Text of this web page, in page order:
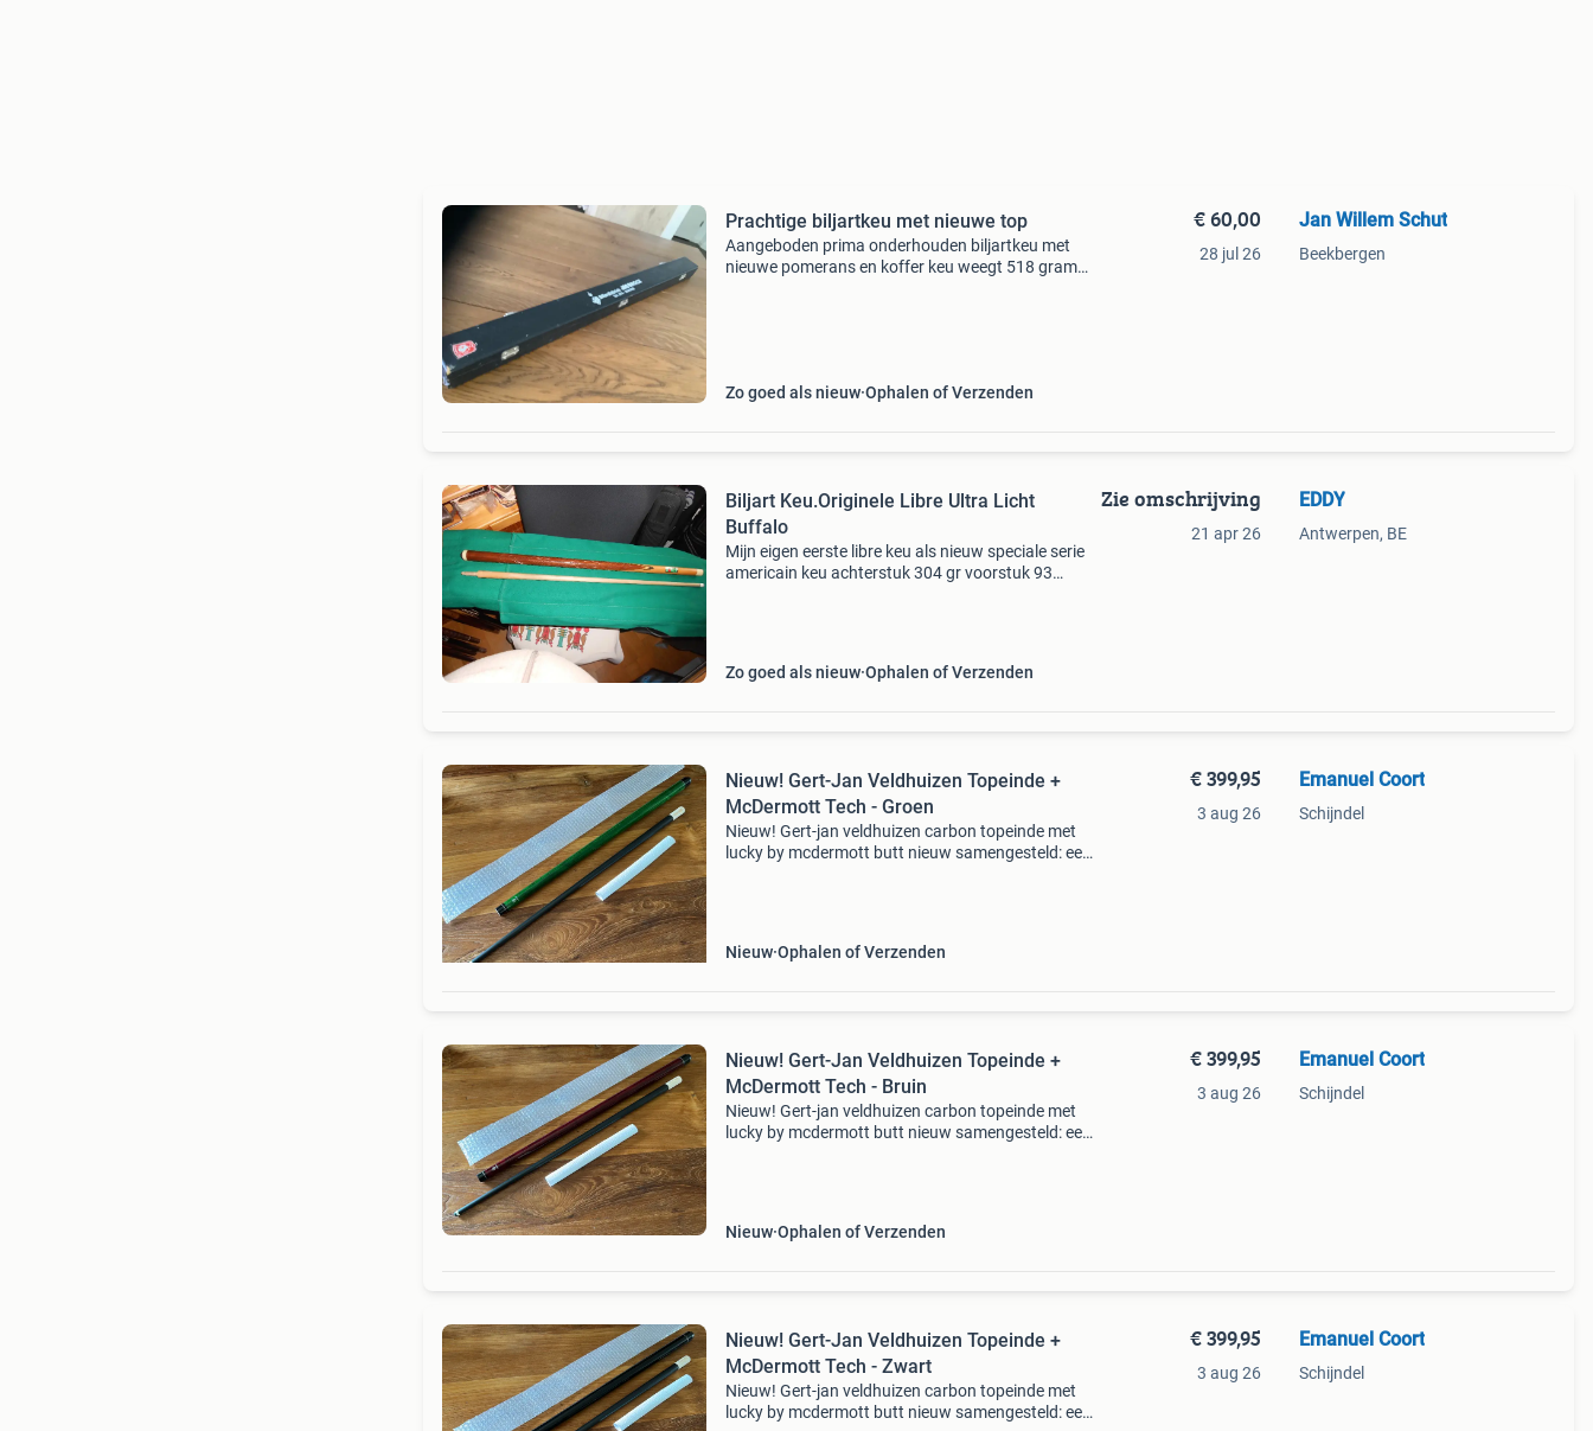
Prachtige biljartkeu met nieuwe top
Aangeboden prima onderhouden biljartkeu met
nieuwe pomerans en koffer keu weegt 518 gram
Zo goed als nieuw Ophalen of Verzenden
€ 60,00
28 jul 26
Jan Willem Schut
Beekbergen
Biljart Keu.Originele Libre Ultra Licht
Buffalo
Mijn eigen eerste libre keu als nieuw speciale serie
americain keu achterstuk 304 gr voorstuk 93
Zo goed als nieuw Ophalen of Verzenden
Zie omschrijving
21 apr 26
EDDY
Antwerpen, BE
Nieuw! Gert-Jan Veldhuizen Topeinde +
McDermott Tech - Groen
Nieuw! Gert-jan veldhuizen carbon topeinde met
lucky by mcdermott butt nieuw samengesteld: een
Nieuw Ophalen of Verzenden
€ 399,95
3 aug 26
Emanuel Coort
Schijndel
Nieuw! Gert-Jan Veldhuizen Topeinde +
McDermott Tech - Bruin
Nieuw! Gert-jan veldhuizen carbon topeinde met
lucky by mcdermott butt nieuw samengesteld: een
Nieuw Ophalen of Verzenden
€ 399,95
3 aug 26
Emanuel Coort
Schijndel
Nieuw! Gert-Jan Veldhuizen Topeinde +
McDermott Tech - Zwart
Nieuw! Gert-jan veldhuizen carbon topeinde met
lucky by mcdermott butt nieuw samengesteld: een
€ 399,95
3 aug 26
Emanuel Coort
Schijndel